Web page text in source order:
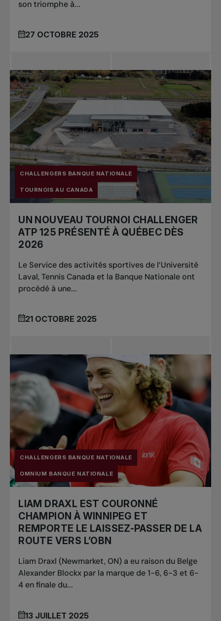
son triomphe à...
27 OCTOBRE 2025
CHALLENGERS BANQUE NATIONALE
TOURNOIS AU CANADA
UN NOUVEAU TOURNOI CHALLENGER
ATP 125 PRÉSENTÉ À QUÉBEC DÈS
2026
Le Service des activités sportives de l’Université
Laval, Tennis Canada et la Banque Nationale ont
procédé à une...
21 OCTOBRE 2025
CHALLENGERS BANQUE NATIONALE
OMNIUM BANQUE NATIONALE
LIAM DRAXL EST COURONNÉ
CHAMPION À WINNIPEG ET
REMPORTE LE LAISSEZ-PASSER DE LA
ROUTE VERS L’OBN
Liam Draxl (Newmarket, ON) a eu raison du Belge
Alexander Blockx par la marque de 1-6, 6-3 et 6-
4 en finale du...
13 JUILLET 2025